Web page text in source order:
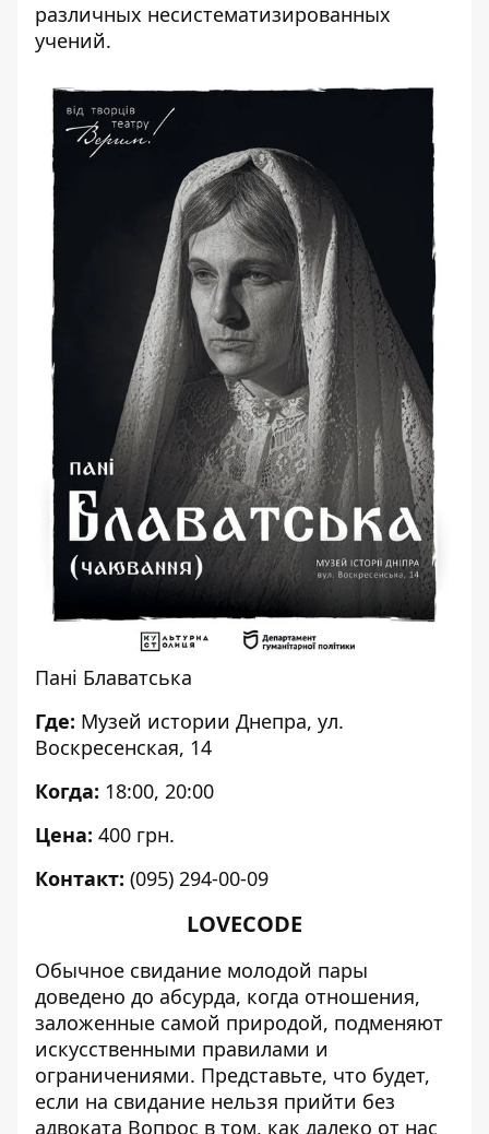
различных несистематизированных
учений.
Пані Блаватська
Где: Музей истории Днепра, ул.
Воскресенская, 14
Когда: 18:00, 20:00
Цена: 400 грн.
Контакт: (095) 294-00-09
LOVECODE
Обычное свидание молодой пары
доведено до абсурда, когда отношения,
заложенные самой природой, подменяют
искусственными правилами и
ограничениями. Представьте, что будет,
если на свидание нельзя прийти без
адвоката Вопрос в том, как далеко от нас